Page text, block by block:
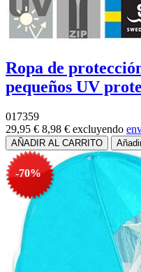
Ropa de
pequeños UV
017359
29,95 € 8,98 € excluyendo
-70%